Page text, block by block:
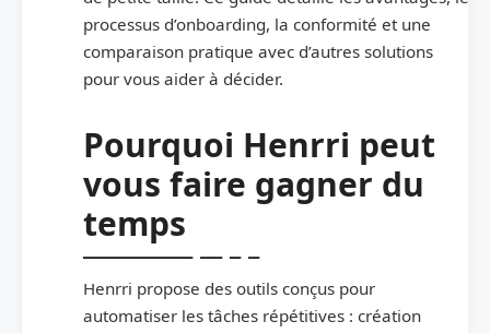
processus d’onboarding, la conformité et une
comparaison pratique avec d’autres solutions
pour vous aider à décider.
Pourquoi Henrri peut
vous faire gagner du
temps
Henrri propose des outils conçus pour
automatiser les tâches répétitives : création